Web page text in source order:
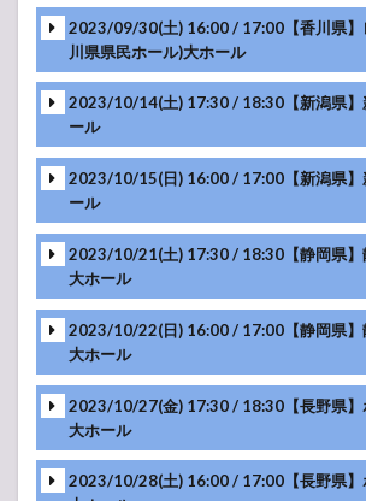
MC
MC
MC
-アンコール-
MC
MC
MC
MC
MC
MC
MC
MC
MC
2023/09/30(土) 16:00 / 17:00【香川県】
川県県民ホール)大ホール
MC
MC
2023/10/14(土) 17:30 / 18:30【新潟県】
ール
MC
MC
2023/10/15(日) 16:00 / 17:00【新潟県】
ール
MC
MC
2023/10/21(土) 17:30 / 18:30【静岡県】
大ホール
MC
2023/10/22(日) 16:00 / 17:00【静岡県】
大ホール
2023/10/27(金) 17:30 / 18:30【長野県】
大ホール
2023/10/28(土) 16:00 / 17:00【長野県】